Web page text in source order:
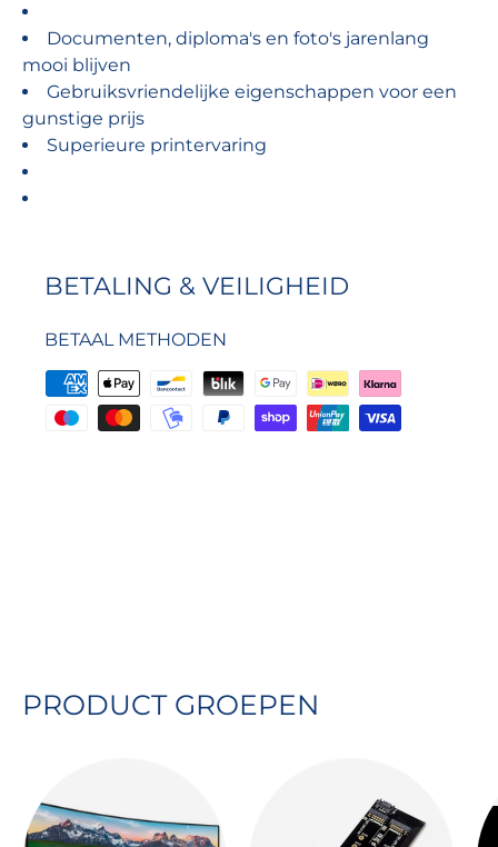
Documenten, diploma's en foto's jarenlang
mooi blijven
Gebruiksvriendelijke eigenschappen voor een
gunstige prijs
Superieure printervaring
BETALING & VEILIGHEID
BETAAL METHODEN
PRODUCT GROEPEN